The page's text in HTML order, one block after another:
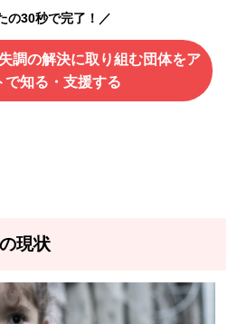
の30秒で完了！／
調の解決に取り組む団体をア
で知る・支援する
現状